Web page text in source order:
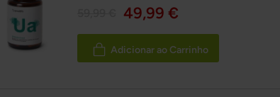
49,99 €
Adicionar ao Carrinho